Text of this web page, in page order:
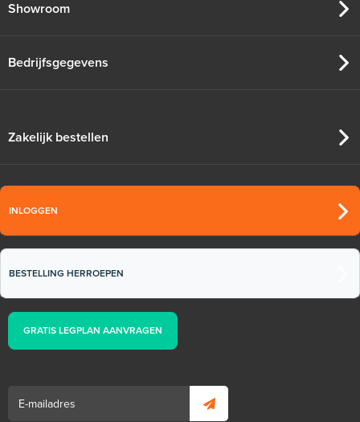
Showroom
Bedrijfsgegevens
Zakelijk bestellen
INLOGGEN
BESTELLING HERROEPEN
GRATIS LEGPLAN AANVRAGEN